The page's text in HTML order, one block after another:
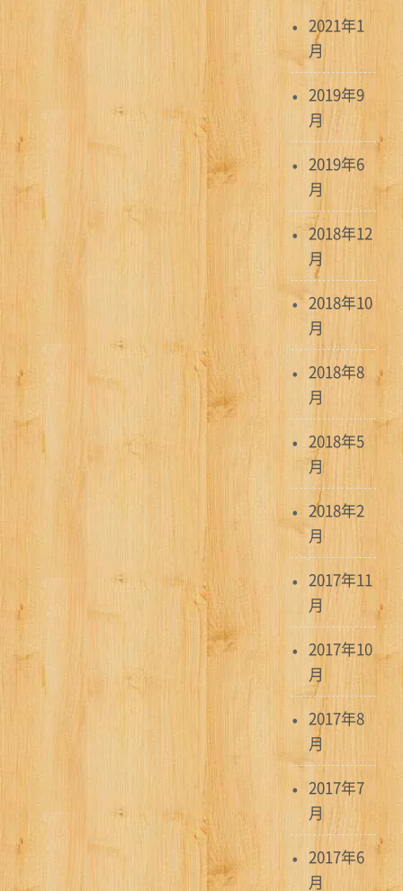
2021年1
月
2019年9
月
2019年6
月
2018年12
月
2018年10
月
2018年8
月
2018年5
月
2018年2
月
2017年11
月
2017年10
月
2017年8
月
2017年7
月
2017年6
月